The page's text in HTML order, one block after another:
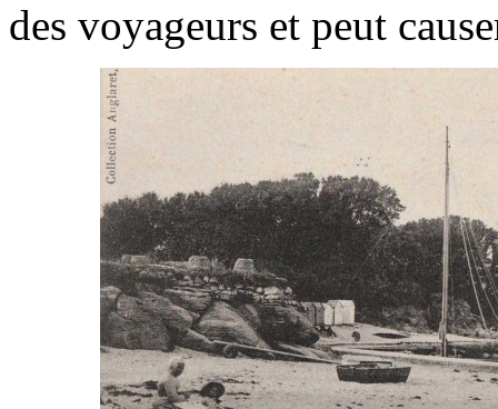
des voyageurs et peut